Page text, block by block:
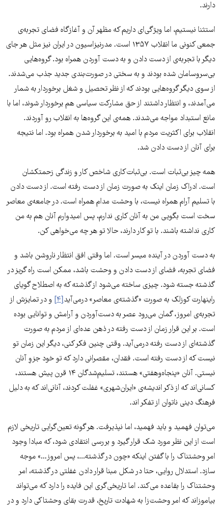
دارند.
استثنا نیستیم، اما ویژگی‌ای داریم که مظهر آن و آغازگاه فضای تجربه‌ی
جمعی کنونی ما انقلاب ۱۳۵۷ است. مدرنیزاسیون در ایران نیز مثل هر جای
دیگر با تجربه‌ی از دست دادن و به دست آوردن همراه بود. گروه‌هایی
بی‌‌سروسامان شده بودند و به سختی در صورت‌بندی جدید جذب می‌شدند.
از سوی دیگر گروه‌هایی بودند که از نظر تحصیل و شغل برخوردار به شمار
می‌آمدند، و انتظار داشتند از حق مشارکت سیاسی هم برخوردار شوند، اما با
مانع استبداد مواجه می‌شدند. همه‌ی این گروه‌ها به انقلاب رو آوردند.
انقلاب برای اکثریت مردم با امید به برخوردار شدن همراه بود. اما نتیجه
برای آنان از دست دادن شد.
همه چیز بی‌ثبات است. بی‌ثبات‌کاری شاخص کار و زندگی زحمتکشان
است. ادراک زمان اینک به صورت زمان از دست رفته است. از دست دادن
با تسلیم آرام همراه نیست، با وحشت مدام همراه است. در جامعه‌ی معاصر
سخت است بگویی من به آنان کاری ندارم، پس امیدوارم آنان هم به من
کاری نداشته باشند. با تو کار دارند، حالا تو هر چه می‌خواهی کن.
به دست آوردن در آینده میسر است. اما وقتی افق انتظار ناروشن باشد و
فضای تجربه، فضای از دست دادن و وحشت باشد، ممکن است راه گریز در
گذشته جسته شود. چیزی ساخته می‌شود از گذشته که به اصطلاح گویای
راینهارت کوزلک به صورت «گذشته‌ی معاصر» درمی‌آید[۴]
و در تمایزش از
تجربه‌ی امروز، گمان می‌رود عصر به دست‌آوردن و آرامش و توانایی بوده
است. بر این قرار زمان از دست رفته در ذهن عده‌ای از مردم به صورت
گذشته‌ای از دست رفته درمی‌آید. وقتی چنین فکر کنی، دیگر این زمان تو
نیست که از دست رفته است. فقدان، مقصرانی دارد که تو خود جزوِ آنان
نیستی. آنان «پنجاه‌وهفتی» هستند، تسلیم‌شدگان ۱۴ قرن پیش هستند،
کسانی‌اند که از ذکر اندیشه‌ی «ایران‌شهری» غفلت کردند، آنانی‌اند که به دلیل
فرهنگ دینی ناتوان از تفکر اند.
می‌توان فهمید و باید فهمید، اما نپذیرفت. هر گونه تعین‌گرایی تاریخی لازم
است از این نظر مورد شک قرار گیرد و بررسی انتقادی شود، که مبادا وجود
امر وحشتناک را با گفتن اینکه «چون در گذشته...، پس امروز...» موجه
سازد. استدلال روایی، حتا در شکل مبنا قرار دادن غفلتی در گذشته، امر
وحشتناک را بقاعده می‌کند. اما تاریخی‌گری این فایده را دارد که می‌تواند
بیاموزاند که امر وحشت‌زا به شهادت تاریخ، قدرت بقای وحشتاکی دارد و در